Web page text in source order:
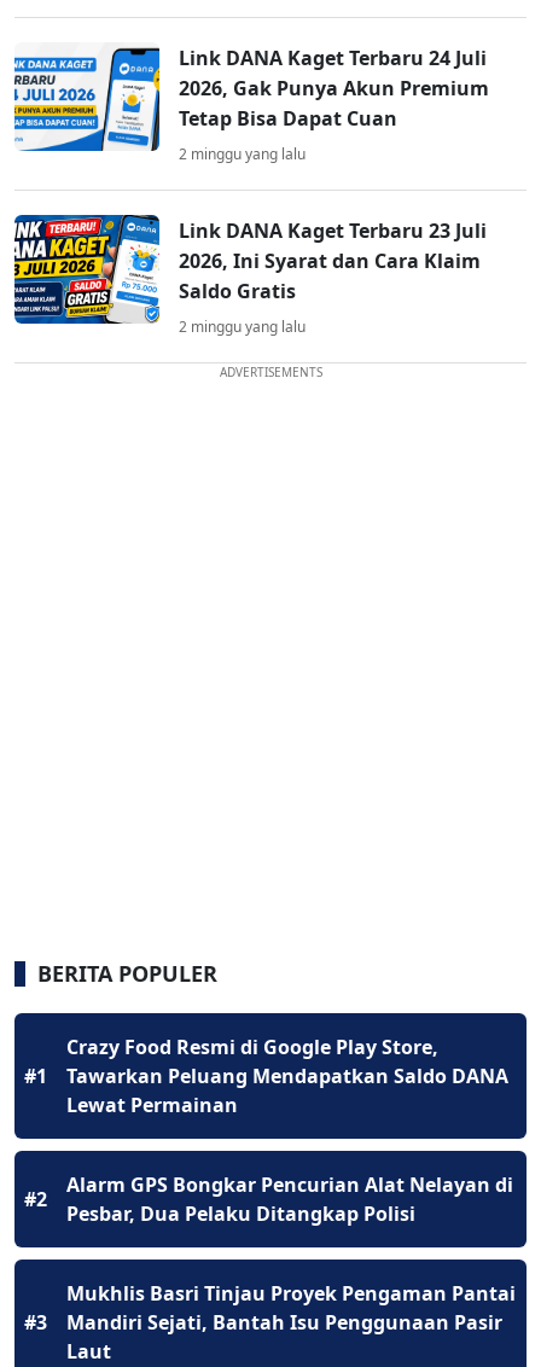
Link DANA Kaget Terbaru 24 Juli
2026, Gak Punya Akun Premium
Tetap Bisa Dapat Cuan
2 minggu yang lalu
Link DANA Kaget Terbaru 23 Juli
2026, Ini Syarat dan Cara Klaim
Saldo Gratis
2 minggu yang lalu
ADVERTISEMENTS
BERITA POPULER
#1
Crazy Food Resmi di Google Play Store,
Tawarkan Peluang Mendapatkan Saldo DANA
Lewat Permainan
#2
Alarm GPS Bongkar Pencurian Alat Nelayan di
Pesbar, Dua Pelaku Ditangkap Polisi
#3
Mukhlis Basri Tinjau Proyek Pengaman Pantai
Mandiri Sejati, Bantah Isu Penggunaan Pasir
Laut